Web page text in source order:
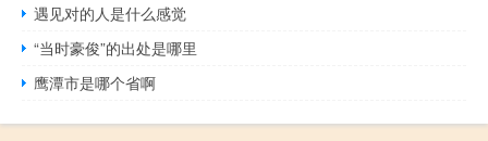
遇见对的人是什么感觉
“当时豪俊”的出处是哪里
鹰潭市是哪个省啊